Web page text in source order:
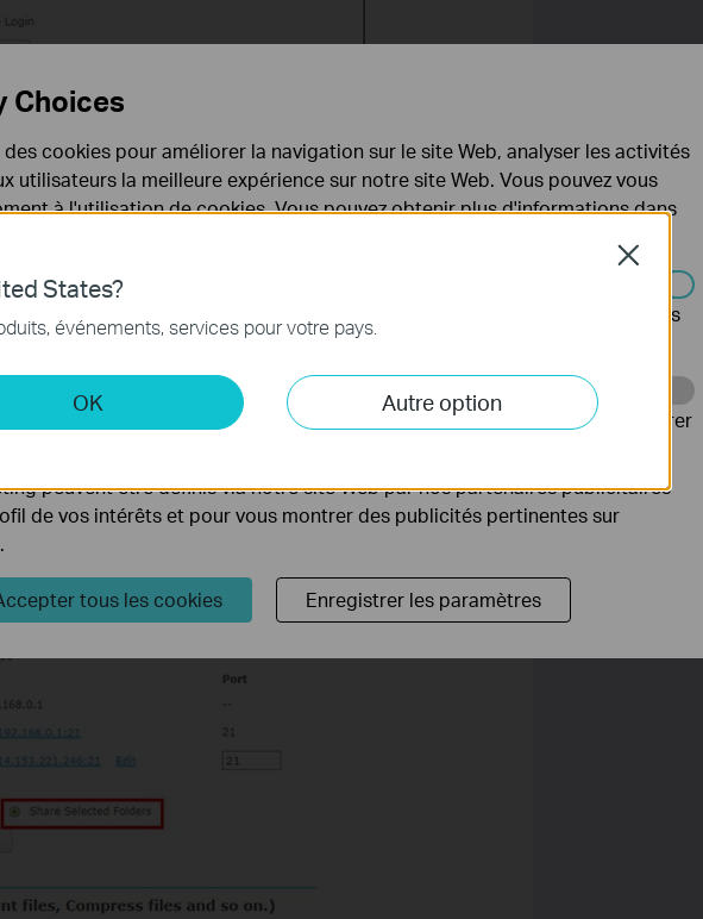
vous souhaitez accéder avec le compte de connexion.
périphérique USB, sélectionnezPartager tout ->Enregistrer
partagé, sélectionnezPartager les dossiers sélectionnés-
States?
événements, services pour votre pays.
OK Autre option
Close
Choices
des cookies pour améliorer la navigation sur le site Web, analyser les activités
utilisateurs la meilleure expérience sur notre site Web. Vous pouvez vous
à l'utilisation de cookies. Vous pouvez obtenir plus d'informations dans
au fonctionnement du site Web et ne peuvent pas être désactivés
marketing
nous permettent d'analyser vos activités sur notre site Web pour améliorer
de notre site Web.
peuvent être définis via notre site Web par nos partenaires publicitaires
de vos intérêts et pour vous montrer des publicités pertinentes sur
tous les cookies Enregistrer les paramètres